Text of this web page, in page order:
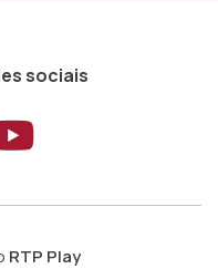
sociais
ao ao
Aceder
RTP Play